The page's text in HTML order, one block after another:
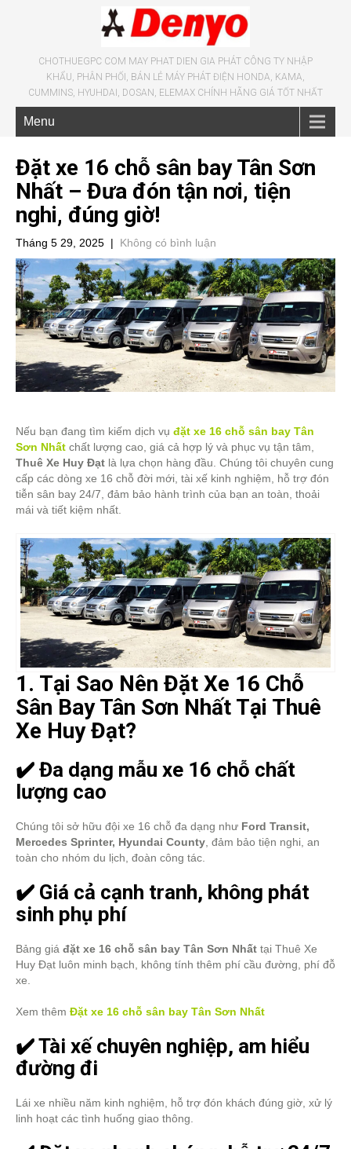
CHOTHUEGPC COM MAY PHAT DIEN GIA PHÁT CÔNG TY NHẬP
KHẨU, PHÂN PHỐI, BÁN LẺ MÁY PHÁT ĐIỆN HONDA, KAMA,
CUMMINS, HYUHDAI, DOSAN, ELEMAX CHÍNH HÃNG GIÁ TỐT NHẤT
Menu
Đặt xe 16 chỗ sân bay Tân Sơn
Nhất – Đưa đón tận nơi, tiện
nghi, đúng giờ!
Tháng 5 29, 2025 | Không có bình luận
Nếu bạn đang tìm kiếm dịch vụ đặt xe 16 chỗ sân bay Tân
Sơn Nhất chất lượng cao, giá cả hợp lý và phục vụ tận tâm,
Thuê Xe Huy Đạt là lựa chọn hàng đầu. Chúng tôi chuyên cung
cấp các dòng xe 16 chỗ đời mới, tài xế kinh nghiệm, hỗ trợ đón
tiễn sân bay 24/7, đảm bảo hành trình của bạn an toàn, thoải
mái và tiết kiệm nhất.
1. Tại Sao Nên Đặt Xe 16 Chỗ
Sân Bay Tân Sơn Nhất Tại Thuê
Xe Huy Đạt?
✔️ Đa dạng mẫu xe 16 chỗ chất
lượng cao
Chúng tôi sở hữu đội xe 16 chỗ đa dạng như Ford Transit,
Mercedes Sprinter, Hyundai County , đảm bảo tiện nghi, an
toàn cho nhóm du lịch, đoàn công tác.
✔️ Giá cả cạnh tranh, không phát
sinh phụ phí
Bảng giá đặt xe 16 chỗ sân bay Tân Sơn Nhất tại Thuê Xe
Huy Đạt luôn minh bạch, không tính thêm phí cầu đường, phí đỗ
xe.
Xem thêm Đặt xe 16 chỗ sân bay Tân Sơn Nhất
✔️ Tài xế chuyên nghiệp, am hiểu
đường đi
Lái xe nhiều năm kinh nghiệm, hỗ trợ đón khách đúng giờ, xử lý
linh hoạt các tình huống giao thông.